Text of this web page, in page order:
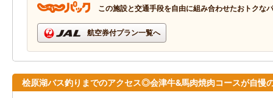
この施設と交通手段を自由に組み合わせたおトクな
航空券付プラン一覧へ
桧原湖バス釣りまでのアクセス◎会津牛&馬肉焼肉コースが自慢